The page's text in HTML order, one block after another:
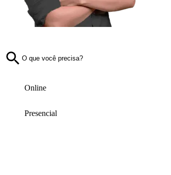
Online
Presencial